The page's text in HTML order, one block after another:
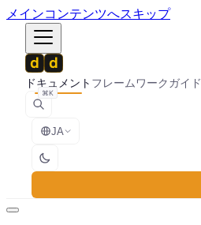
メインコンテンツへスキップ
ドキュメント フレームワークガイド
⌘K
JA